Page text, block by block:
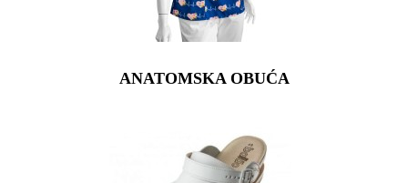
ANATOMSKA OBUĆA